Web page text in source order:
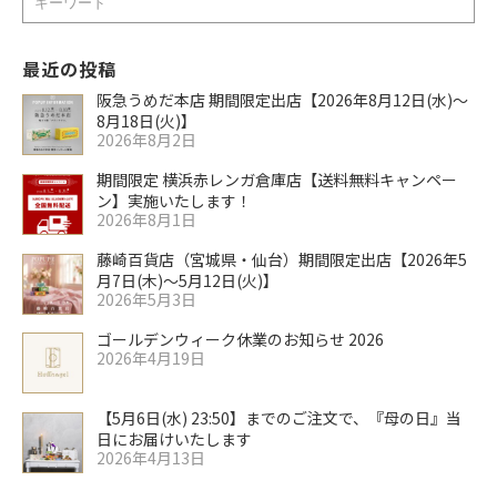
索
最近の投稿
阪急うめだ本店 期間限定出店【2026年8月12日(水)～
8月18日(火)】
2026年8月2日
期間限定 横浜赤レンガ倉庫店【送料無料キャンペー
ン】実施いたします！
2026年8月1日
藤崎百貨店（宮城県・仙台）期間限定出店【2026年5
月7日(木)～5月12日(火)】
2026年5月3日
ゴールデンウィーク休業のお知らせ 2026
2026年4月19日
【5月6日(水) 23:50】までのご注文で、『母の日』当
日にお届けいたします
2026年4月13日